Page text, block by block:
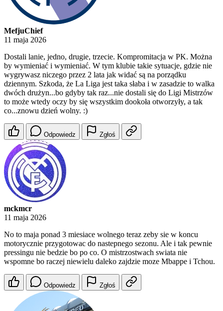
MefjuChief
11 maja 2026
Dostali lanie, jedno, drugie, trzecie. Kompromitacja w PK. Można
by wymieniać i wymieniać. W tym klubie takie sytuacje, gdzie nie
wygrywasz niczego przez 2 lata jak widać są na porządku
dziennym. Szkoda, że La Liga jest taka słaba i w zasadzie to walka
dwóch drużyn...bo gdyby tak raz...nie dostali się do Ligi Mistrzów
to może wtedy oczy by się wszystkim dookoła otworzyły, a tak
co...znowu dzień wolny. :)
Odpowiedz Zgłoś
mckmcr
11 maja 2026
No to maja ponad 3 miesiace wolnego teraz zeby sie w koncu
motorycznie przygotowac do nastepnego sezonu. Ale i tak pewnie
pressingu nie bedzie bo po co. O mistrzostwach swiata nie
wspomne bo raczej niewielu daleko zajdzie moze Mbappe i Tchou.
Odpowiedz Zgłoś